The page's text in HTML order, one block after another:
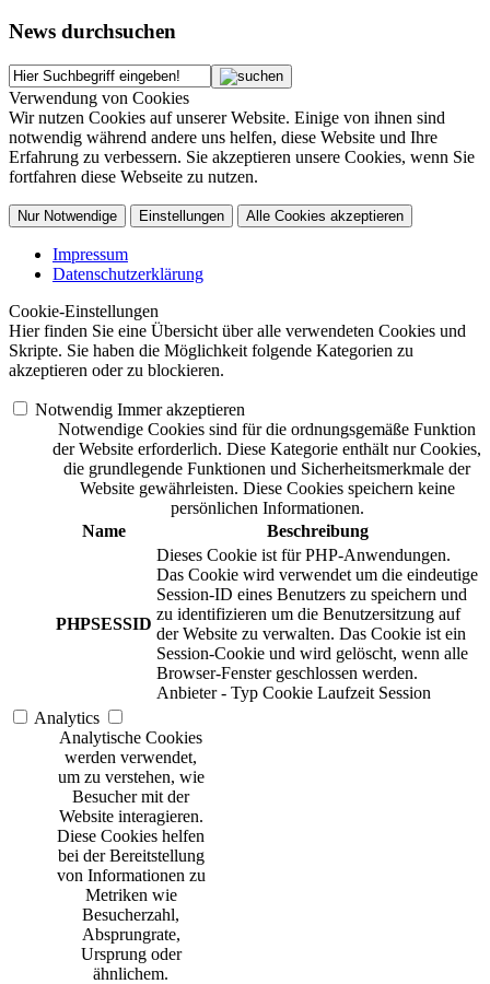
News durchsuchen
Verwendung von Cookies
Wir nutzen Cookies auf unserer Website. Einige von ihnen sind
notwendig während andere uns helfen, diese Website und Ihre
Erfahrung zu verbessern. Sie akzeptieren unsere Cookies, wenn Sie
fortfahren diese Webseite zu nutzen.
Nur Notwendige Einstellungen Alle Cookies akzeptieren
Impressum
Datenschutzerklärung
Cookie-Einstellungen
Hier finden Sie eine Übersicht über alle verwendeten Cookies und
Skripte. Sie haben die Möglichkeit folgende Kategorien zu
akzeptieren oder zu blockieren.
Notwendig Immer akzeptieren
Notwendige Cookies sind für die ordnungsgemäße Funktion
der Website erforderlich. Diese Kategorie enthält nur Cookies,
die grundlegende Funktionen und Sicherheitsmerkmale der
Website gewährleisten. Diese Cookies speichern keine
persönlichen Informationen.
Name
Beschreibung
PHPSESSID
Dieses Cookie ist für PHP-Anwendungen.
Das Cookie wird verwendet um die eindeutige
Session-ID eines Benutzers zu speichern und
zu identifizieren um die Benutzersitzung auf
der Website zu verwalten. Das Cookie ist ein
Session-Cookie und wird gelöscht, wenn alle
Browser-Fenster geschlossen werden.
Anbieter - Typ Cookie Laufzeit Session
Analytics
Analytische Cookies
werden verwendet,
um zu verstehen, wie
Besucher mit der
Website interagieren.
Diese Cookies helfen
bei der Bereitstellung
von Informationen zu
Metriken wie
Besucherzahl,
Absprungrate,
Ursprung oder
ähnlichem.